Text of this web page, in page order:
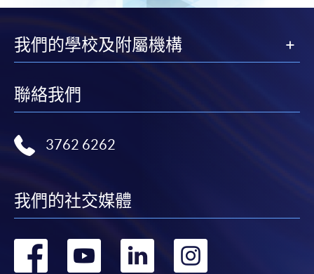
我們的學校及附屬機構
聯絡我們
3762 6262
我們的社交媒體
轉 轉 轉 轉